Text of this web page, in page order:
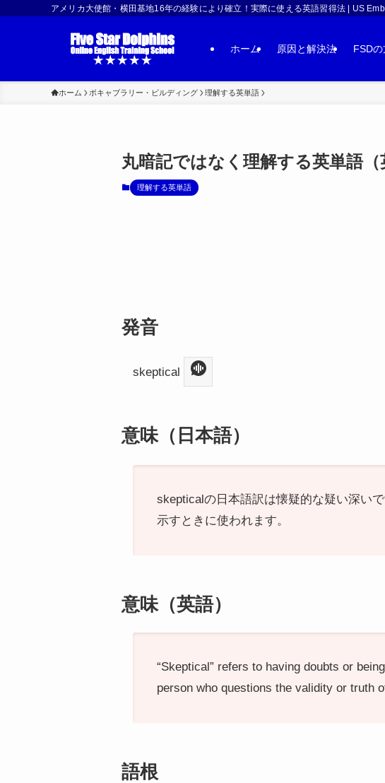
アメリカ大使館・横田基地16年の経験により確立！実際に使える英語習得法 | US
ホーム 原因と解決法 FSD
ホーム ボキャブラリー・ビルディング 理解する英単語
丸暗記ではなく理解する英単語
理解する英単語
発音
skeptical
意味（日本語）
skepticalの日本語訳は懐疑的な疑い深い
示すときに使われます。
意味（英語）
“Skeptical” refers to having doubts or
person who questions the validity or truth
語根